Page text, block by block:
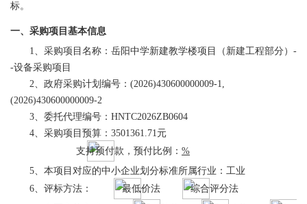
标。
一、采购项目基本信息
1、采购项目名称：岳阳中学新建教学楼项目（新建工程部分）-
-设备采购项目
2、政府采购计划编号： (2026)430600000009-1,
(2026)430600000009-2
3、委托代理编号：HNTC2026ZB0604
4、采购项目预算： 3501361.71元
支持预付款，预付比例： %
5、本项目对应的中小企业划分标准所属行业：工业
6、评标方法：
最低价法 综合评分法